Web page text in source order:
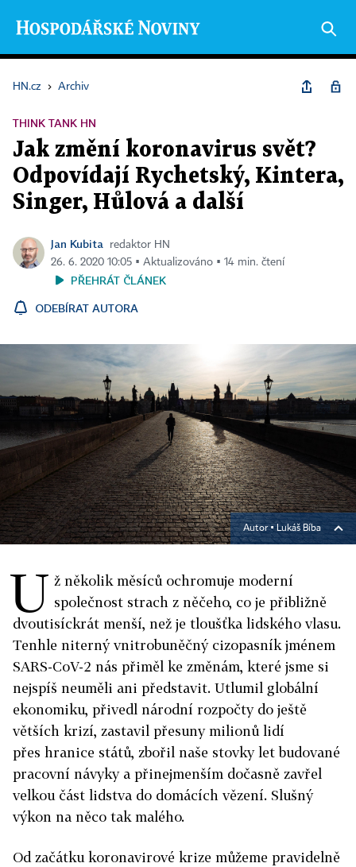
HN.cz › Archiv
THINK TANK HN
Jak změní koronavirus svět?
Odpovídají Rychetský, Kintera,
Singer, Hůlová a další
Jan Kubita
redaktor HN
26. 6. 2020 10:05 ▪ Aktualizováno ▪ 14 min. čtení
PŘEHRÁT ČLÁNEK
ODEBÍRAT AUTORA
Autor ▪Lukáš Bíba
U ž několik měsíců ochromuje moderní
společnost strach z něčeho, co je přibližně
dvoutisíckrát menší, než je tloušťka lidského vlasu.
Tenhle niterný vnitrobuněčný cizopasník jménem
SARS-CoV-2 nás přiměl ke změnám, které jsme si
nejspíš neuměli ani představit. Utlumil globální
ekonomiku, přivedl národní rozpočty do ještě
větších krizí, zastavil přesuny milionů lidí
přes hranice států, zbořil naše stovky let budované
pracovní návyky a přinejmenším dočasně zavřel
velkou část lidstva do domácích vězení. Slušný
výkon na něco tak malého.
Od začátku koronavirové krize můžeme pravidelně